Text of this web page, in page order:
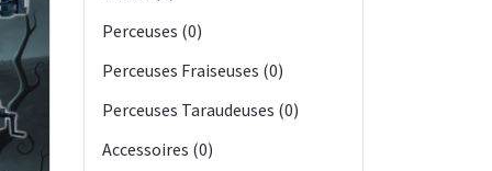
Perceuses (0)
Perceuses Fraiseuses (0)
Perceuses Taraudeuses (0)
Accessoires (0)